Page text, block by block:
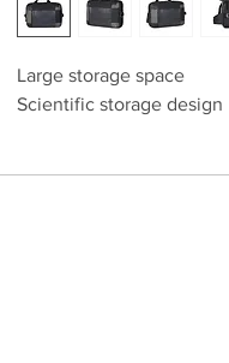
Large storage space
Scientific storage design